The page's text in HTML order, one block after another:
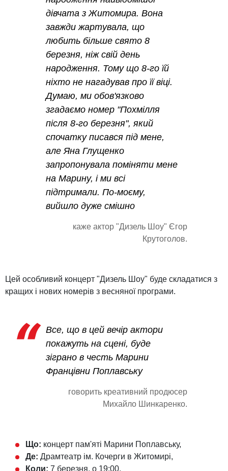
дівчата з Житомира. Вона
завжди жартувала, що
любить більше свято 8
березня, ніж свій день
народження. Тому що 8-го їй
ніхто не нагадував про її віці.
Думаю, ми обов'язково
згадаємо номер "Похмілля
після 8-го березня", який
спочатку писався під мене,
але Яна Глущенко
запропонувала поміняти мене
на Марину, і ми всі
підтримали. По-моєму,
вийшло дуже смішно
каже актор "Дизель Шоу" Єгор
Крутоголов.
Цей особливий концерт "Дизель Шоу" буде складатися з
кращих і нових номерів з весняної програми.
Все, що в цей вечір актори
покажуть на сцені, буде
зіграно в честь Марини
Францівни Поплавську
говорить креативний продюсер
Михайло Шинкаренко.
Що: концерт пам'яті Марини Поплавську,
Де: Драмтеатр ім. Кочерги в Житомирі,
Коли: 7 березня, о 19:00.